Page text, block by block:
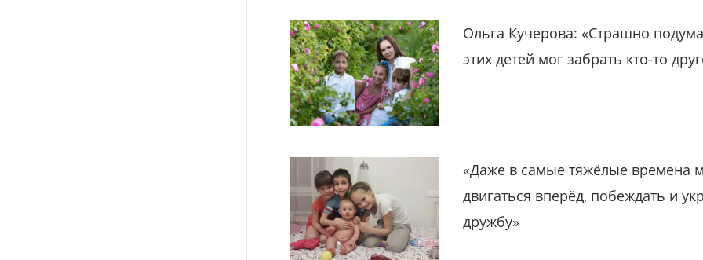
Ольга Кучерова: «Страшно
этих детей мог забрать кто-то
«Даже в самые тяжёлые времена
двигаться вперёд, побеждать и
дружбу»